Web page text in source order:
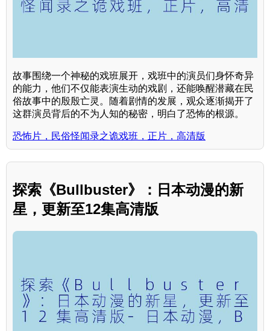
故事围绕一个神秘的戏班展开，戏班中的演员们身怀奇异
的能力，他们不仅能表演生动的戏剧，还能唤醒潜藏在民
俗故事中的殷殷亡灵。随着剧情的发展，观众逐渐揭开了
这群演员背后的不为人知的秘密，明白了恐怖的根源。
恐怖片，民俗怪闻录之诡戏班，正片，高清版
探索《Bullbuster》：日本动漫的新
星，更新至12集高清版